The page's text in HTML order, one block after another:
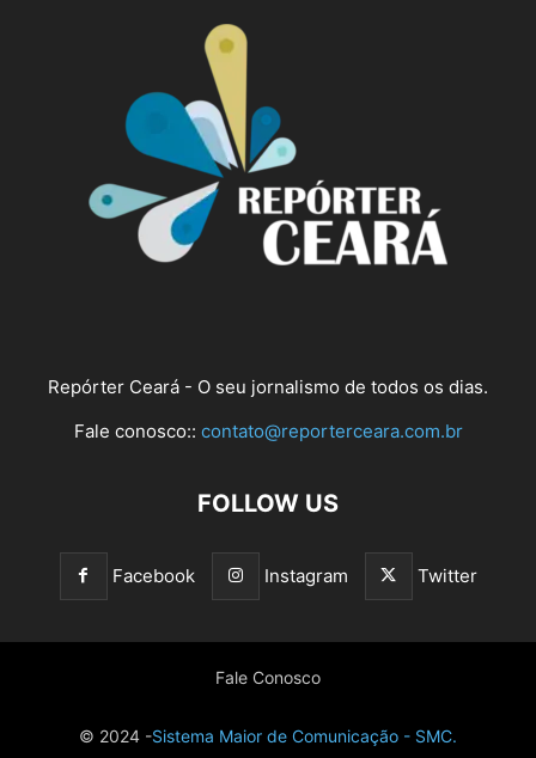
Repórter Ceará - O seu jornalismo de todos os dias.
Fale conosco:: contato@reporterceara.com.br
FOLLOW US
Facebook Instagram Twitter
Fale Conosco
© 2024 -Sistema Maior de Comunicação - SMC.